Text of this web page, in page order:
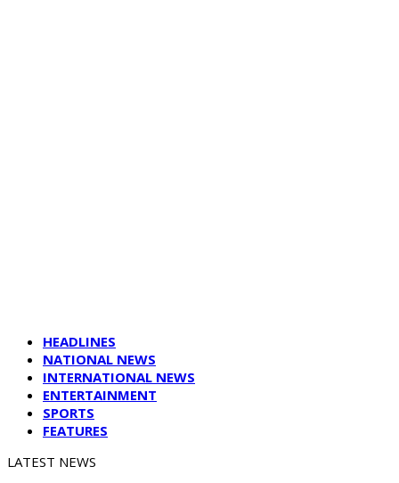
HEADLINES
NATIONAL NEWS
INTERNATIONAL NEWS
ENTERTAINMENT
SPORTS
FEATURES
LATEST NEWS